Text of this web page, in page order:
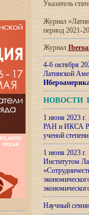
Указатель
Журнал
период 2021-
Журнал
4-6 октября
Латинской
НОВОСТИ
1 июня 2023
РАН и ИКСА
ученой
1 июня 2023
Институтом
Научный